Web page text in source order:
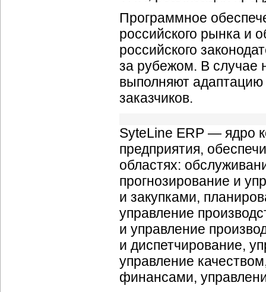
Программное
российского рынка и
российского
за рубежом. В случае
выполняют
заказчиков.
SyteLine ERP — ядро
предприятия,
областях:
прогнозирование и
и закупками,
управление
и управление
и диспетчирование,
управление
финансами,